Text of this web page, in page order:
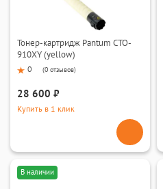
Тонер-картридж Pantum CTO-
910XY (yellow)
0 (0 отзывов)
28 600 ₽
Купить в 1 клик
В наличии